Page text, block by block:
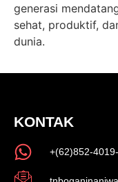
generasi
sehat, produktif,
dunia.
KONTAK
+(62)852-